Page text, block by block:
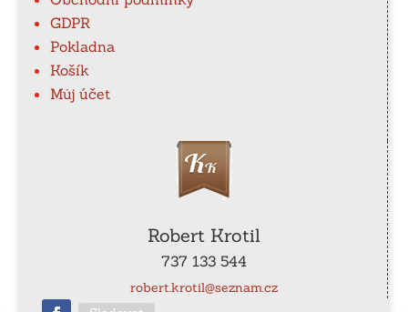
GDPR
Pokladna
Košík
Můj účet
Robert Krotil
737 133 544
robert.krotil@seznam.cz